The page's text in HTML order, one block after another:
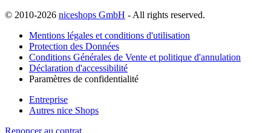
© 2010-2026 niceshops GmbH - All rights reserved.
Mentions légales et conditions d'utilisation
Protection des Données
Conditions Générales de Vente et politique d'annulation
Déclaration d'accessibilité
Paramètres de confidentialité
Entreprise
Autres nice Shops